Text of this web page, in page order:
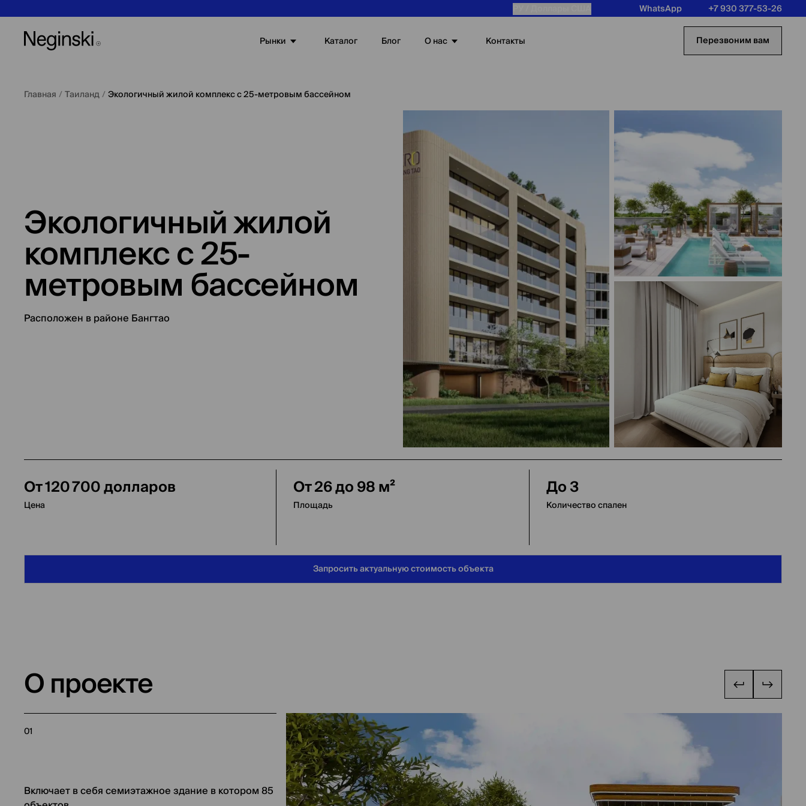
WhatsApp +7 930 377-53-26
Рынки Каталог Блог О нас Контакты Перезвоним вам
Главная /Таиланд/Экологичный жилой комплекс с 25-метровым бассейном
Экологичный жилой
комплекс с 25-
метровым бассейном
Расположен в районе Бангтао
От 120 700 долларов
Цена
От 26 до 98 м²
Площадь
До 3
Количество спален
Запросить актуальную стоимость объекта
О проекте
01
Включает в себя семиэтажное здание в котором 85